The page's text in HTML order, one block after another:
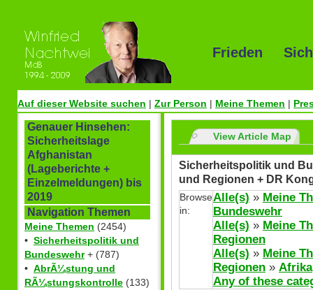
Frieden
Auf dieser Website suchen | Zur Person | Meine Themen |
Genauer Hinsehen:
Sicherheitslage
Afghanistan
(Lageberichte +
Einzelmeldungen) bis
2019
Navigation Themen
Meine Themen (2454)
• Sicherheitspolitik und
Bundeswehr+ (787)
• AbrÃ¼stung und
RÃ¼stungskontrolle (133)
View Article Map
Sicherheitspolitik und
und Regionen + DR
Browse
in:
Alle(s) » Meine
Bundeswehr
Alle(s) » Meine
Regionen
Alle(s) » Meine
Regionen » Afrika
Any of these